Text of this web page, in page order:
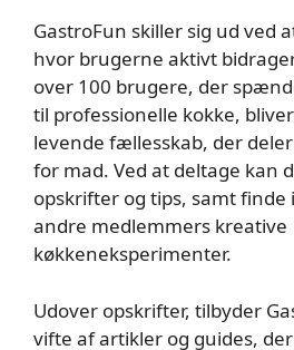
GastroFun skiller sig ud ved
hvor brugerne aktivt
over 100 brugere, der
til professionelle kokke,
levende fællesskab, der
for mad. Ved at deltage kan
opskrifter og tips, samt
andre medlemmers kreative
køkkeneksperimenter.
Udover opskrifter, tilbyder
vifte af artikler og guides,